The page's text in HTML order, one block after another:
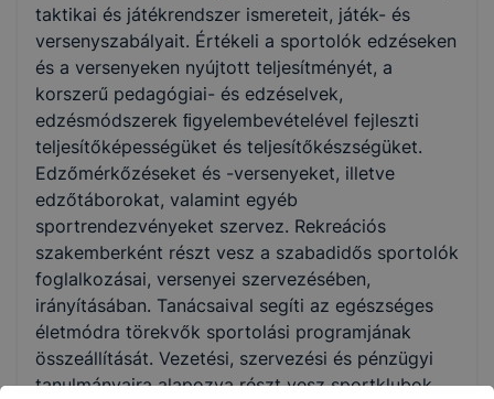
taktikai és játékrendszer ismereteit, játék- és
versenyszabályait. Értékeli a sportolók edzéseken
és a versenyeken nyújtott teljesítményét, a
korszerű pedagógiai- és edzéselvek,
edzésmódszerek ﬁgyelembevételével fejleszti
teljesítőképességüket és teljesítőkészségüket.
Edzőmérkőzéseket és -versenyeket, illetve
edzőtáborokat, valamint egyéb
sportrendezvényeket szervez. Rekreációs
szakemberként részt vesz a szabadidős sportolók
foglalkozásai, versenyei szervezésében,
irányításában. Tanácsaival segíti az egészséges
életmódra törekvők sportolási programjának
összeállítását. Vezetési, szervezési és pénzügyi
tanulmányaira alapozva részt vesz sportklubok,